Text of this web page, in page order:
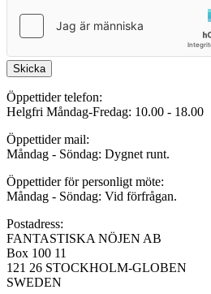
Skicka
Öppettider telefon:
Helgfri Måndag-Fredag: 10.00 - 18.00
Öppettider mail:
Måndag - Söndag: Dygnet runt.
Öppettider för personligt möte:
Måndag - Söndag: Vid förfrågan.
Postadress:
FANTASTISKA NÖJEN AB
Box 100 11
121 26 STOCKHOLM-GLOBEN
SWEDEN